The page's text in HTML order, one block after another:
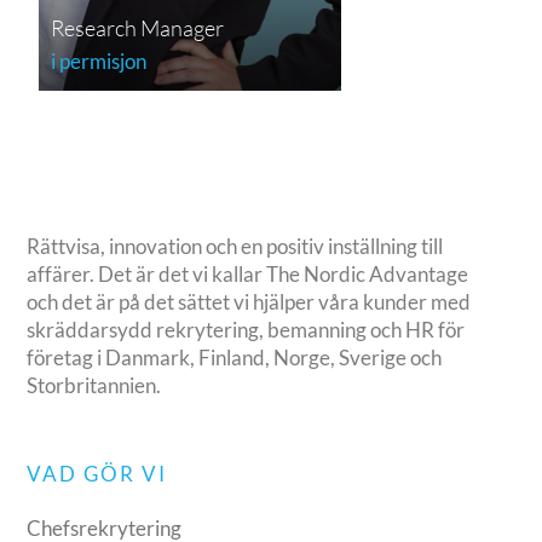
Research Manager
i permisjon
Rättvisa, innovation och en positiv inställning till
affärer. Det är det vi kallar The Nordic Advantage
och det är på det sättet vi hjälper våra kunder med
skräddarsydd rekrytering, bemanning och HR för
företag i Danmark, Finland, Norge, Sverige och
Storbritannien.
VAD GÖR VI
Chefsrekrytering